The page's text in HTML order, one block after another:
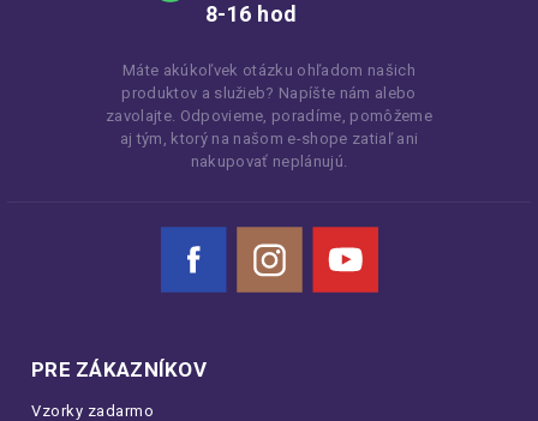
8-16 hod
Máte akúkoľvek otázku ohľadom našich
produktov a služieb? Napíšte nám alebo
zavolajte. Odpovieme, poradíme, pomôžeme
aj tým, ktorý na našom e-shope zatiaľ ani
nakupovať neplánujú.
Facebook Instagram YouTube
PRE ZÁKAZNÍKOV
Vzorky zadarmo